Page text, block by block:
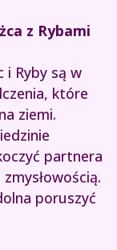
z Rybami
i Ryby są w
które
ziemi.
partnera
poruszyć